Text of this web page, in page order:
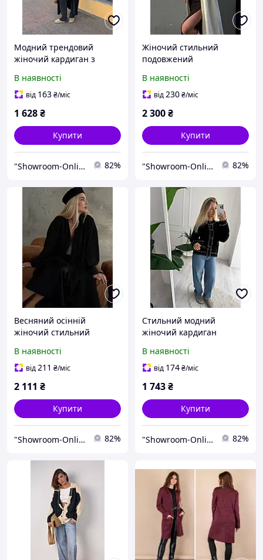
Модний трендовий
жіночий кардиган з
42-48
В наявності
від 163₴/міс
1 628₴
Купити
"Showroom-Online": Тисячі образів — один клік! 82%
Жіночий стильний
подовжений
повсякденний кардиган
42-46
В наявності
від230₴/міс
2 300₴
Купити
"Showroom-Online": Тисячі образів — один клік! 82%
Весняний осінній
жіночий стильний
S-XL
В наявності
від211 ₴/міс
2 111 ₴
Купити
"Showroom-Online": Тисячі образів — один клік! 82%
Стильний модний
жіночий кардиган
46
В наявності
від 174₴/міс
1 743₴
Купити
"Showroom-Online": Тисячі образів — один клік! 82%